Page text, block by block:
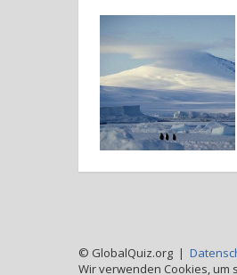
© GlobalQuiz.org |
Wir verwenden Cookies,